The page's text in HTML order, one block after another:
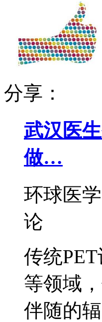
分享：
武汉医
做…
环球医
论
传统
等领域
伴随的